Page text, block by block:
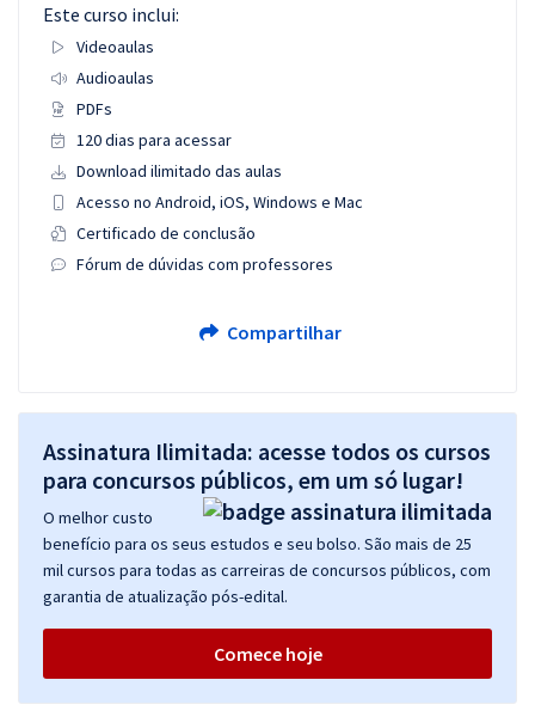
Este curso inclui:
Videoaulas
Audioaulas
PDFs
120 dias para acessar
Download ilimitado das aulas
Acesso no Android, iOS, Windows e Mac
Certificado de conclusão
Fórum de dúvidas com professores
Compartilhar
Assinatura Ilimitada: acesse todos os cursos
para concursos públicos, em um só lugar!
O melhor custo
benefício para os seus estudos e seu bolso. São mais de 25
mil cursos para todas as carreiras de concursos públicos, com
garantia de atualização pós-edital.
Comece hoje